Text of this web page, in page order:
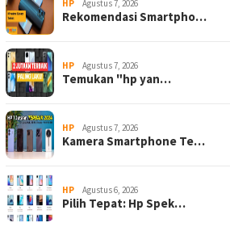
HP Agustus 7, 2026
Rekomendasi Smartpho…
HP Agustus 7, 2026
Temukan "hp yan…
HP Agustus 7, 2026
Kamera Smartphone Te…
HP Agustus 6, 2026
Pilih Tepat: Hp Spek…